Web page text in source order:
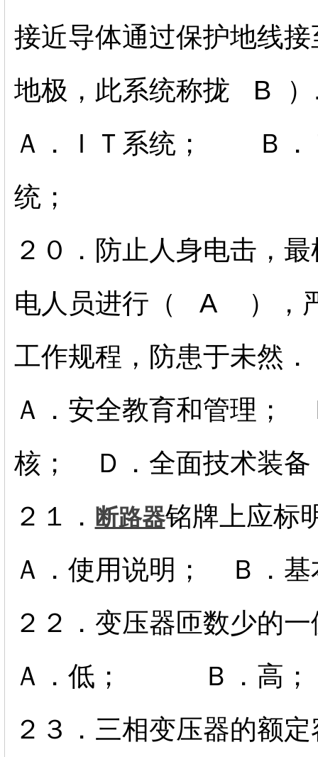
接近导体通过保护地线
地极，此系统称拢 B
Ａ．ＩＴ系统； Ｂ
统；
２０．防止人身电击，
电人员进行（ A ），
工作规程，防患于未然．
Ａ．安全教育和管理；
核； Ｄ．全面技术
２１． 断路器铭牌上应
Ａ．使用说明； Ｂ．基
２２．变压器匝数少的
Ａ．低； Ｂ．高
２３．三相变压器的额